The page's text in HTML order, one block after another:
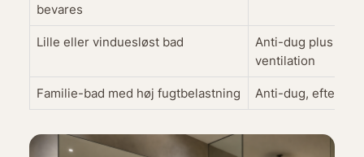
bevares
Lille eller vinduesløst bad
Anti-dug plus
ventilation
Familie-bad med høj fugtbelastning Anti-dug, efterløb